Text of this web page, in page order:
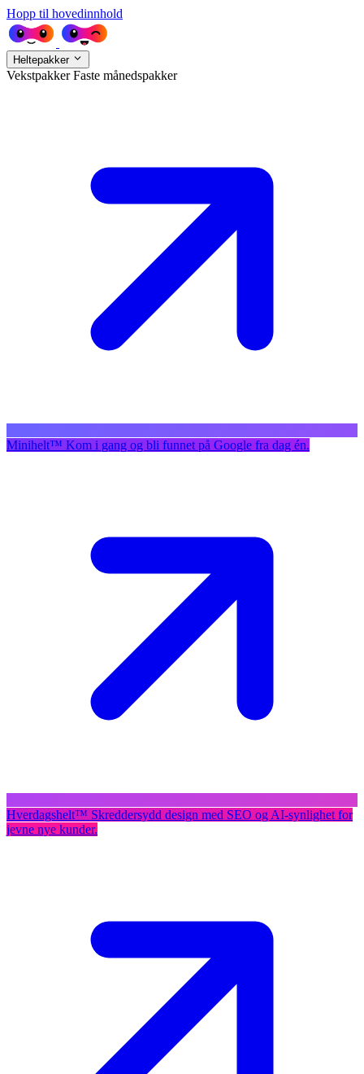
Hopp til hovedinnhold
Heltepakker
VekstpakkerFaste månedspakker
Minihelt™ Kom i gang og bli funnet på Google fra dag én.
Hverdagshelt™ Skreddersydd design med SEO og AI-synlighet for
jevne nye kunder.